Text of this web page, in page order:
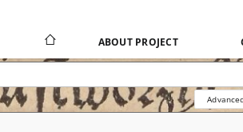
ABOUT PROJECT